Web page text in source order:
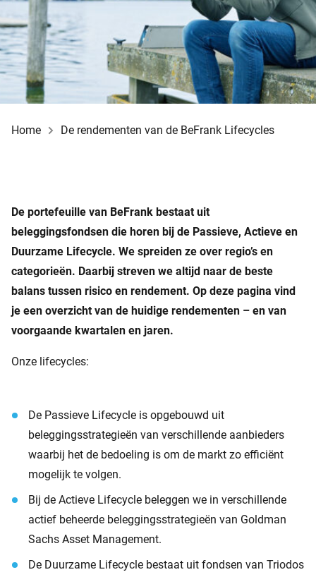
Home De rendementen van de BeFrank Lifecycles
De portefeuille van BeFrank bestaat uit
beleggingsfondsen die horen bij de Passieve, Actieve en
Duurzame Lifecycle. We spreiden ze over regio’s en
categorieën. Daarbij streven we altijd naar de beste
balans tussen risico en rendement. Op deze pagina vind
je een overzicht van de huidige rendementen – en van
voorgaande kwartalen en jaren.
Onze lifecycles:
De Passieve Lifecycle is opgebouwd uit
beleggingsstrategieën van verschillende aanbieders
waarbij het de bedoeling is om de markt zo efficiënt
mogelijk te volgen.
Bij de Actieve Lifecycle beleggen we in verschillende
actief beheerde beleggingsstrategieën van Goldman
Sachs Asset Management.
De Duurzame Lifecycle bestaat uit fondsen van Triodos